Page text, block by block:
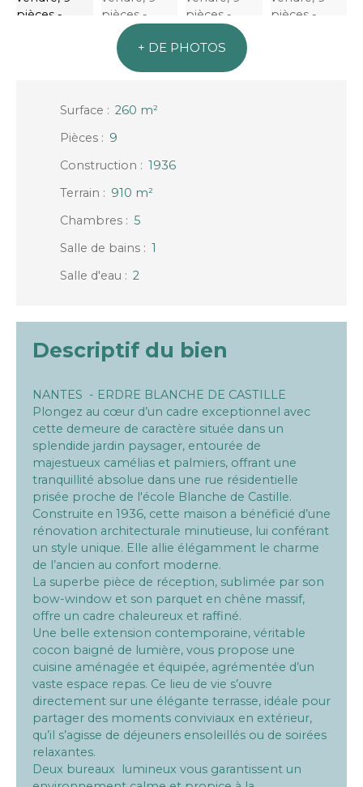
+ DE PHOTOS
Surface : 260 m²
Pièces : 9
Construction : 1936
Terrain : 910 m²
Chambres : 5
Salle de bains : 1
Salle d'eau : 2
Descriptif du bien
NANTES - ERDRE BLANCHE DE CASTILLE
Plongez au cœur d’un cadre exceptionnel avec
cette demeure de caractère située dans un
splendide jardin paysager, entourée de
majestueux camélias et palmiers, offrant une
tranquillité absolue dans une rue résidentielle
prisée proche de l'école Blanche de Castille.
Construite en 1936, cette maison a bénéficié d’une
rénovation architecturale minutieuse, lui conférant
un style unique. Elle allie élégamment le charme
de l’ancien au confort moderne.
La superbe pièce de réception, sublimée par son
bow-window et son parquet en chêne massif,
offre un cadre chaleureux et raffiné.
Une belle extension contemporaine, véritable
cocon baigné de lumière, vous propose une
cuisine aménagée et équipée, agrémentée d’un
vaste espace repas. Ce lieu de vie s’ouvre
directement sur une élégante terrasse, idéale pour
partager des moments conviviaux en extérieur,
qu’il s’agisse de déjeuners ensoleillés ou de soirées
relaxantes.
Deux bureaux lumineux vous garantissent un